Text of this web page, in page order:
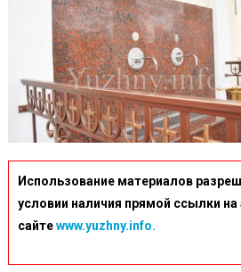
Использование материалов
условии наличия прямой ссылки
сайтеwww.yuzhny.info.